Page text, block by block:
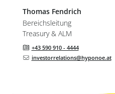
Thomas Fendrich
Bereichsleitung
Treasury & ALM
+43 590 910 - 4444
investorrelations@hyponoe.at